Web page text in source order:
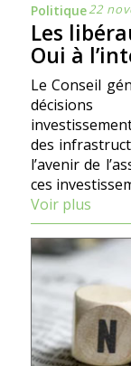
Politique22
Les
Oui à
Le Conseil
décisions
des
l’avenir de
ces
Voir plus